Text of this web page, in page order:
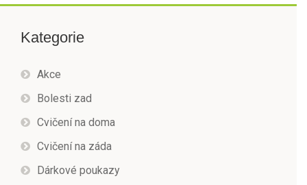
Kategorie
Akce
Bolesti zad
Cvičení na doma
Cvičení na záda
Dárkové poukazy